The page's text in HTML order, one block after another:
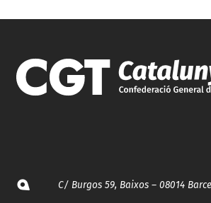
C/ Burgos 59, Baixos – 08014